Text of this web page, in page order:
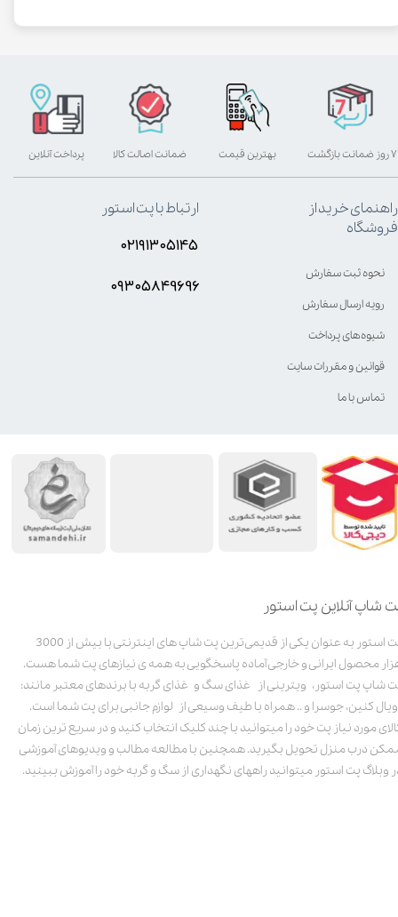
شاپ آنلاین پت استور
پت استور به عنوان یکی از قدیمی‌ترین پت شاپ های اینترنتی با بیش از 3000
محصول ایرانی و خارجی آماده پاسخگویی به همه ی نیازهای پت شما هست.
شاپ پت استور، ویترینی از غذای سگ و غذای گربه با برندهای معتبر مانند:
کنین، جوسرا و .. همراه با طیف وسیعی از لوازم جانبی برای پت شما است.
مورد نیاز پت خود را میتوانید با چند کلیک انتخاب کنید و در سریع ترین زمان
درب منزل تحویل بگیرید. همچنین با مطالعه مطالب و ویدیوهای آموزشی
وبلاگ پت استور میتوانید راههای نگهداری از سگ و گربه خود را آموزش ببینید.
بهترین قیمت پرداخت آنلاین ۷ روز ضمانت بازگشت ضمانت اصالت کالا
راهنمای خرید از
فروشگاه
نحوه ثبت سفارش
رویه ارسال سفارش
شیوه‌های پرداخت
قوانین و مقررات سایت
تماس با ما
ارتباط با پت استور
۰۲۱۹۱۳۰۵۱۴۵
۰۹۳۰۵8۴9696